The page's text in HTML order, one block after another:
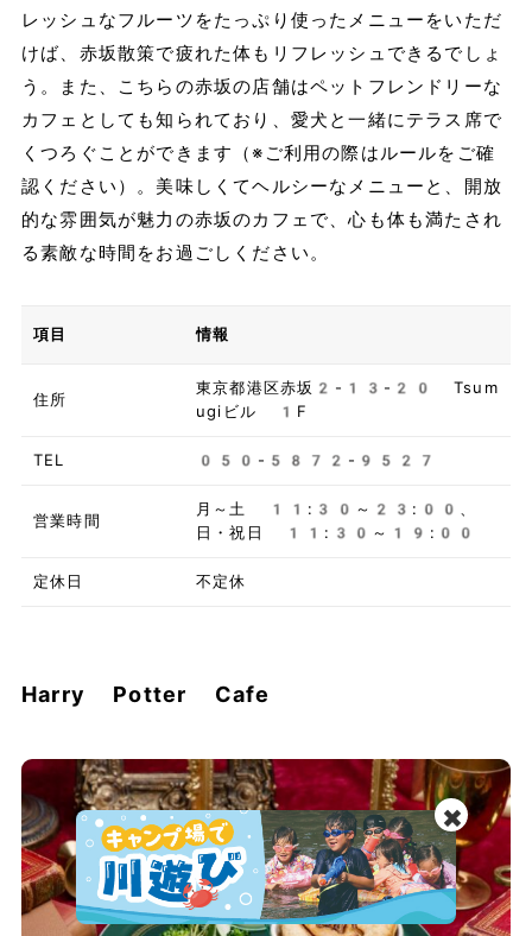
レッシュなフルーツをたっぷり使ったメニューをいただ
けば、赤坂散策で疲れた体もリフレッシュできるでしょ
う。また、こちらの赤坂の店舗はペットフレンドリーな
カフェとしても知られており、愛犬と一緒にテラス席で
くつろぐことができます（※ご利用の際はルールをご確
認ください）。美味しくてヘルシーなメニューと、開放
的な雰囲気が魅力の赤坂のカフェで、心も体も満たされ
る素敵な時間をお過ごしください。
項目 情報
住所
東京都港区赤坂2-13-20 Tsum
ugiビル 1F
TEL 050-5872-9527
営業時間
月～土 11:30～23:00、
日・祝日 11:30～19:00
定休日 不定休
Harry Potter Cafe
✖️